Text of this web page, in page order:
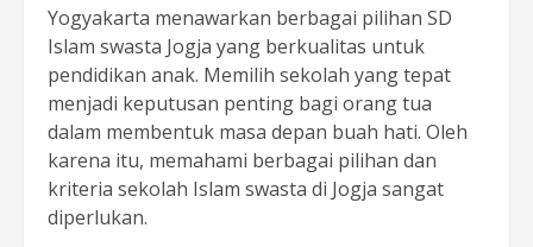
Yogyakarta menawarkan berbagai pilihan SD
Islam swasta Jogja yang berkualitas untuk
pendidikan anak. Memilih sekolah yang tepat
menjadi keputusan penting bagi orang tua
dalam membentuk masa depan buah hati. Oleh
karena itu, memahami berbagai pilihan dan
kriteria sekolah Islam swasta di Jogja sangat
diperlukan.